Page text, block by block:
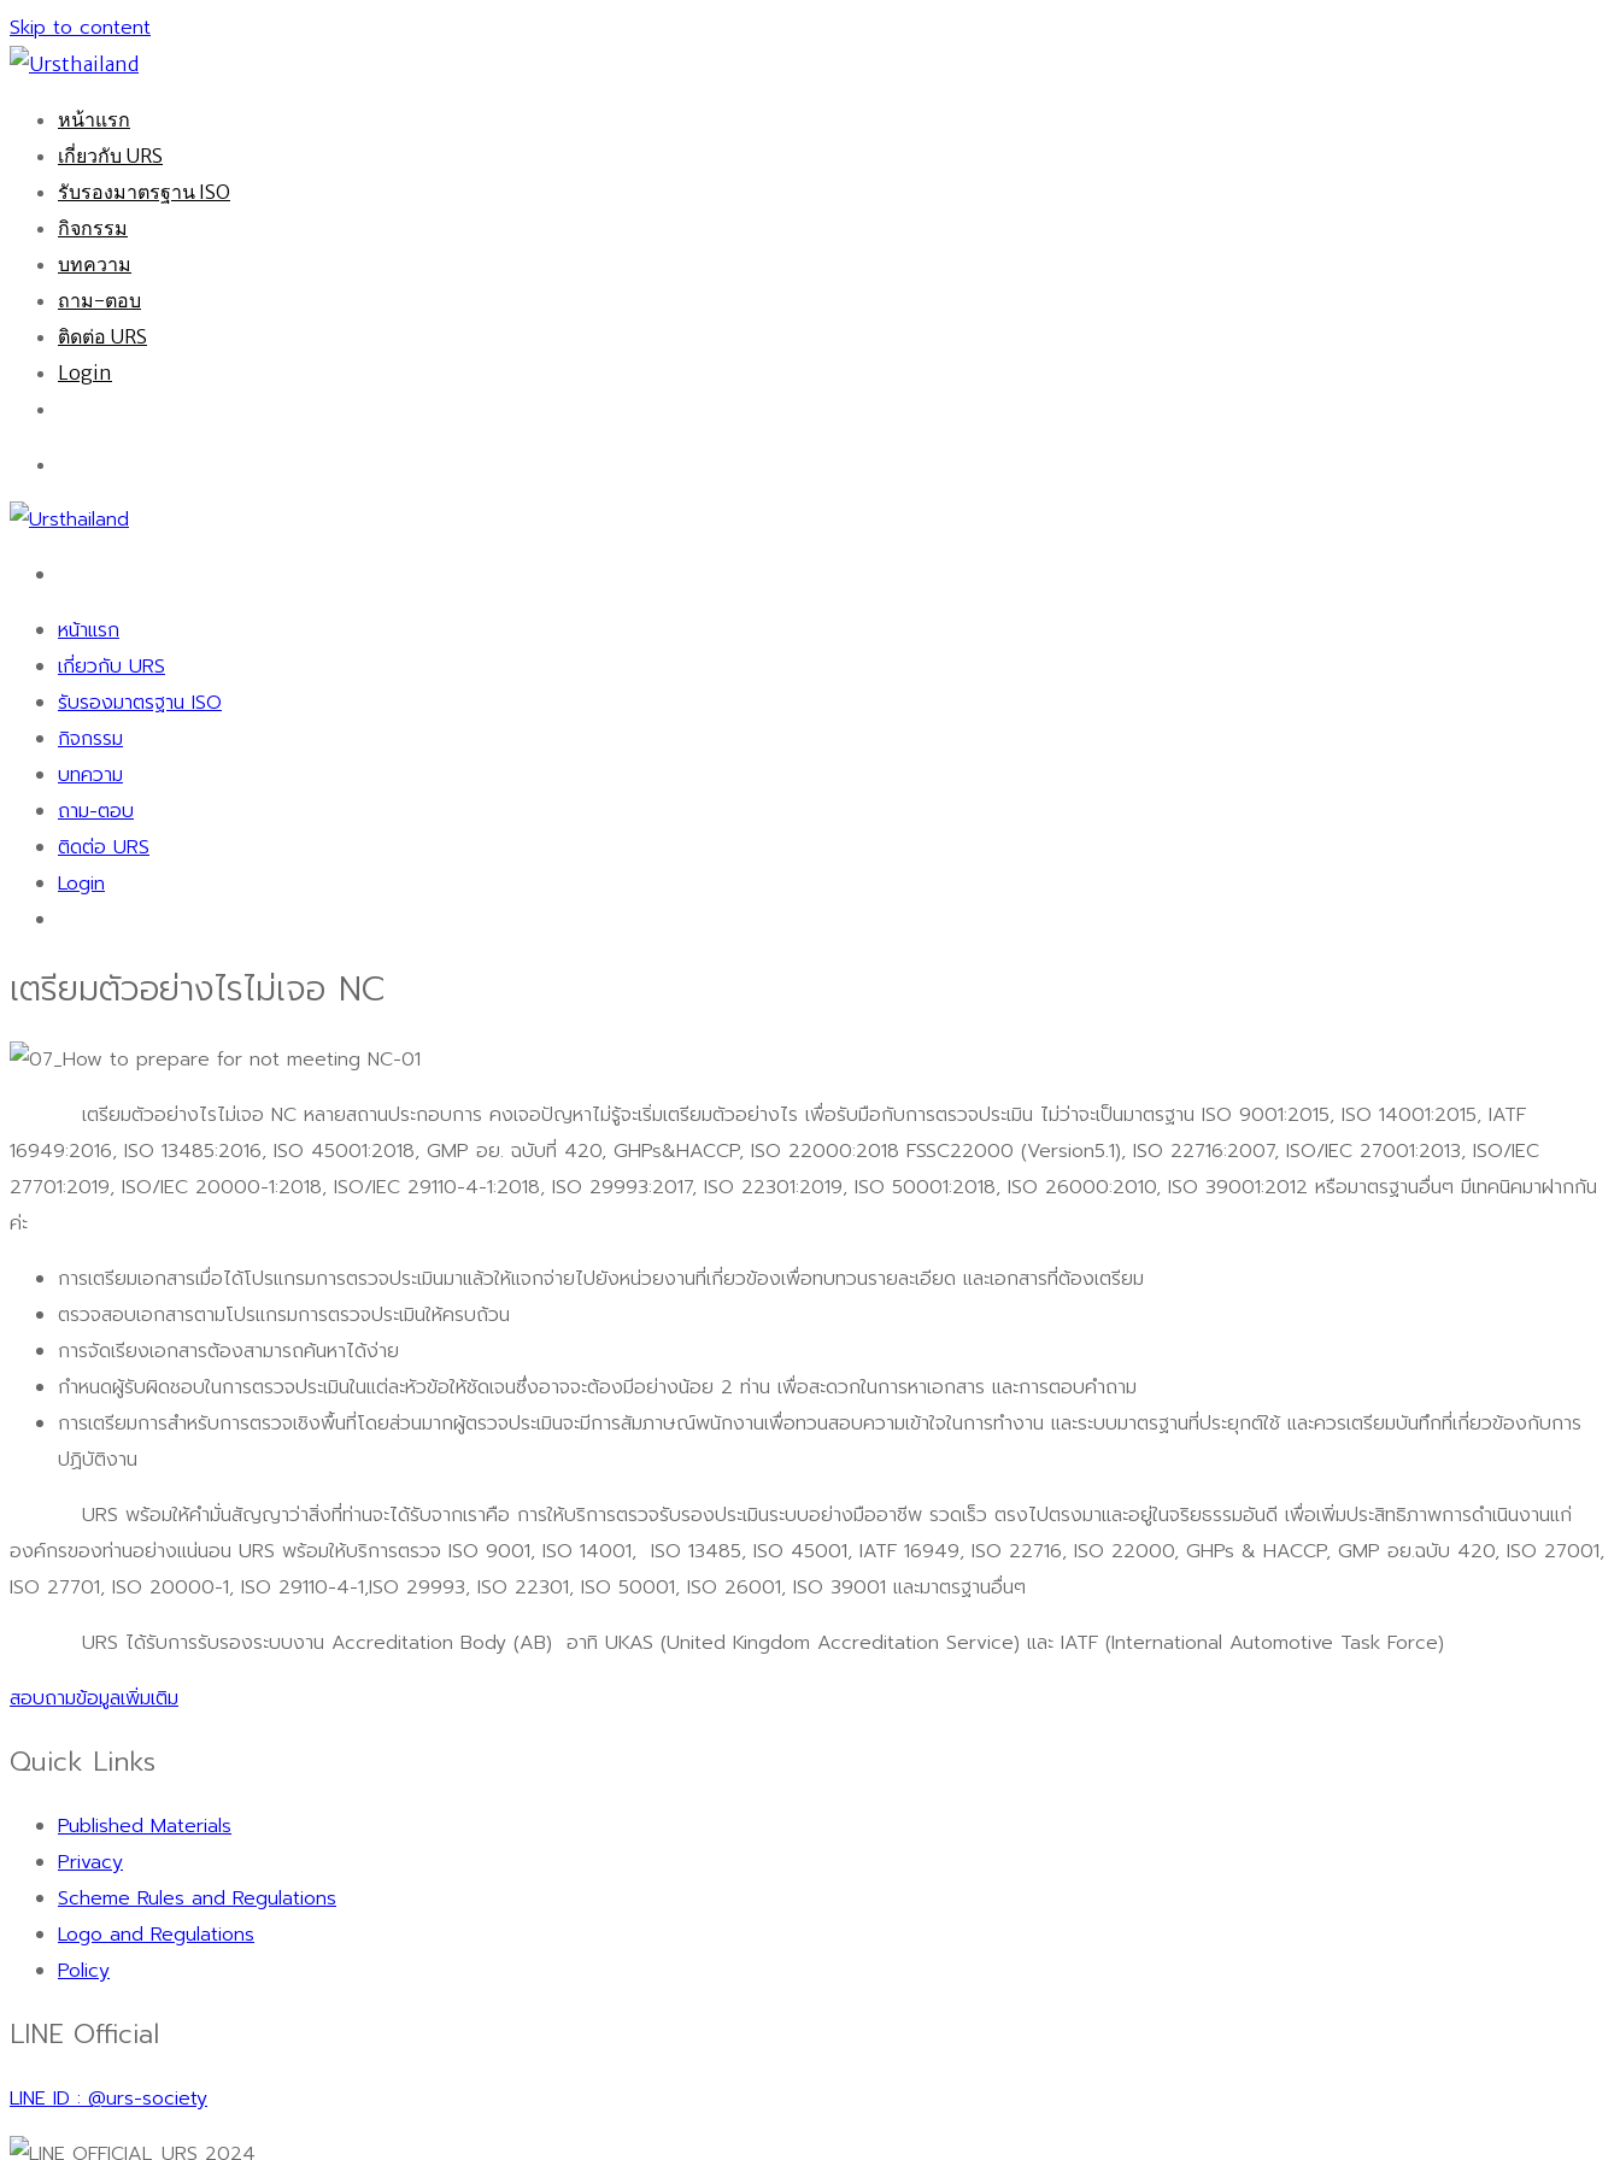
Skip to content
หน้าแรก
เกี่ยวกับ URS
รับรองมาตรฐาน ISO
กิจกรรม
บทความ
ถาม-ตอบ
ติดต่อ URS
Login
หน้าแรก
เกี่ยวกับ URS
รับรองมาตรฐาน ISO
กิจกรรม
บทความ
ถาม-ตอบ
ติดต่อ URS
Login
เตรียมตัวอย่างไรไม่เจอ NC
เตรียมตัวอย่างไรไม่เจอ NC หลายสถานประกอบการ คงเจอปัญหาไม่รู้จะเริ่มเตรียมตัวอย่างไร เพื่อรับมือกับการตรวจประเมิน ไม่ว่าจะเป็นมาตรฐาน ISO 9001:2015, ISO 14001:2015, IATF
16949:2016, ISO 13485:2016, ISO 45001:2018, GMP อย. ฉบับที่ 420, GHPs&HACCP, ISO 22000:2018 FSSC22000 (Version5.1), ISO 22716:2007, ISO/IEC 27001:2013, ISO/IEC
27701:2019, ISO/IEC 20000-1:2018, ISO/IEC 29110-4-1:2018, ISO 29993:2017, ISO 22301:2019, ISO 50001:2018, ISO 26000:2010, ISO 39001:2012 หรือมาตรฐานอื่นๆ มีเทคนิคมาฝากกัน
ค่ะ
การเตรียมเอกสารเมื่อได้โปรแกรมการตรวจประเมินมาแล้วให้แจกจ่ายไปยังหน่วยงานที่เกี่ยวข้องเพื่อทบทวนรายละเอียด และเอกสารที่ต้องเตรียม
ตรวจสอบเอกสารตามโปรแกรมการตรวจประเมินให้ครบถ้วน
การจัดเรียงเอกสารต้องสามารถค้นหาได้ง่าย
กำหนดผู้รับผิดชอบในการตรวจประเมินในแต่ละหัวข้อให้ชัดเจนซึ่งอาจจะต้องมีอย่างน้อย 2 ท่าน เพื่อสะดวกในการหาเอกสาร และการตอบคำถาม
การเตรียมการสำหรับการตรวจเชิงพื้นที่โดยส่วนมากผู้ตรวจประเมินจะมีการสัมภาษณ์พนักงานเพื่อทวนสอบความเข้าใจในการทำงาน และระบบมาตรฐานที่ประยุกต์ใช้ และควรเตรียมบันทึกที่เกี่ยวข้องกับการ
ปฏิบัติงาน
URS พร้อมให้คำมั่นสัญญาว่าสิ่งที่ท่านจะได้รับจากเราคือ การให้บริการตรวจรับรองประเมินระบบอย่างมืออาชีพ รวดเร็ว ตรงไปตรงมาและอยู่ในจริยธรรมอันดี เพื่อเพิ่มประสิทธิภาพการดำเนินงานแก่
องค์กรของท่านอย่างแน่นอน URS พร้อมให้บริการตรวจ ISO 9001, ISO 14001, ISO 13485, ISO 45001, IATF 16949, ISO 22716, ISO 22000, GHPs & HACCP, GMP อย.ฉบับ 420, ISO 27001,
ISO 27701, ISO 20000-1, ISO 29110-4-1,ISO 29993, ISO 22301, ISO 50001, ISO 26001, ISO 39001 และมาตรฐานอื่นๆ
URS ได้รับการรับรองระบบงาน Accreditation Body (AB) อาทิ UKAS (United Kingdom Accreditation Service) และ IATF (International Automotive Task Force)
สอบถามข้อมูลเพิ่มเติม
Quick Links
Published Materials
Privacy
Scheme Rules and Regulations
Logo and Regulations
Policy
LINE Official
LINE ID : @urs-society